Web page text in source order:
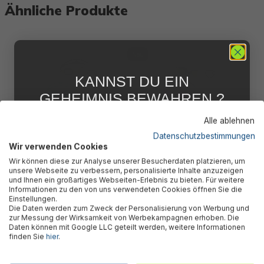
Ähnliche Produkte
Hydro-Swim™ Schwimmbrille
ab 7 Jahren Ocean Creast,
sortiert
8,95 €*
14 Jahren, sortiert
8,95 €*
Alle ablehnen
Datenschutzbestimmungen
Wir verwenden Cookies
Wir können diese zur Analyse unserer Besucherdaten platzieren, um
unsere Webseite zu verbessern, personalisierte Inhalte anzuzeigen
und Ihnen ein großartiges Webseiten-Erlebnis zu bieten. Für weitere
Informationen zu den von uns verwendeten Cookies öffnen Sie die
Einstellungen.
Die Daten werden zum Zweck der Personalisierung von Werbung und
zur Messung der Wirksamkeit von Werbekampagnen erhoben. Die
Daten können mit Google LLC geteilt werden, weitere Informationen
finden Sie hier.
KANNST DU EIN
GEHEIMNIS BEWAHREN ?
FÜR DICH
Abonniere jetzt unseren kostenlosen
Newsletter, verpasse keine Neuigkeiten und
Aktionen mehr und sichere Dir 5 %
Willkommensrabatt auf nicht reduzierte Ware
bei Deiner ersten Bestellung !*
Email